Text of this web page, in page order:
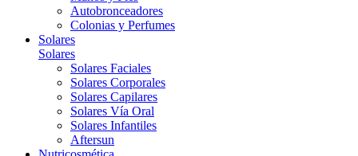
Autobronceadores
Colonias y Perfumes
Solares
Solares
Solares Faciales
Solares Corporales
Solares Capilares
Solares Vía Oral
Solares Infantiles
Aftersun